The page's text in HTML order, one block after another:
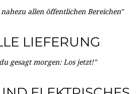
allen öffentlichen Bereichen"
LIEFERUNG
gesagt morgen: Los jetzt!"